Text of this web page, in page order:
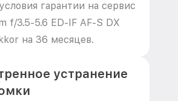
гарантии на сервис
f/3.5-5.6 ED-IF AF-S DX
на 36 месяцев.
устранение